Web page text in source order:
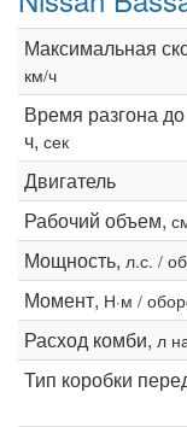
Максимальная
км/ч
Время разгона
ч, сек
Двигатель
Рабочий объем,
Мощность, л.с. /
Момент, Н·м /
Расход комби, л
Тип коробки